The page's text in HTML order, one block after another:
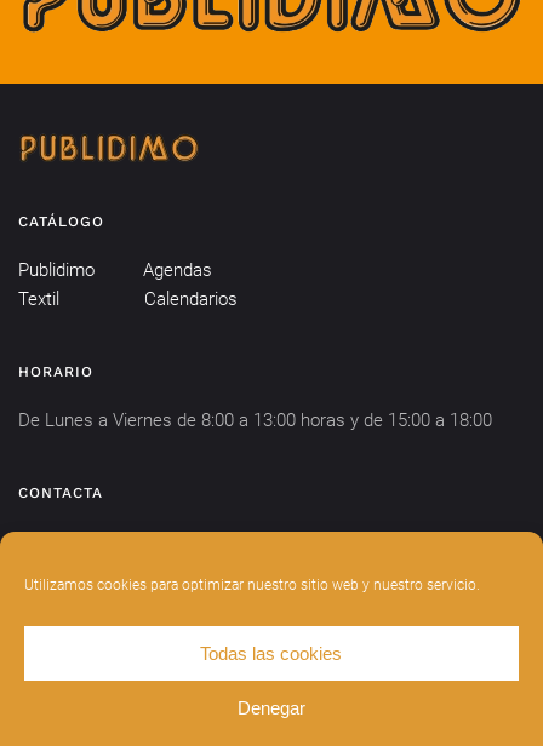
Utilizamos cookies para optimizar nuestro sitio web y nuestro servicio.
Todas las cookies
Denegar
CATÁLOGO
Publidimo
Agendas
Textil
Calendarios
HORARIO
De Lunes a Viernes de 8:00 a 13:00 horas y de 15:00 a 18:00
CONTACTA
POLÍTICA DE PRIVACIDAD